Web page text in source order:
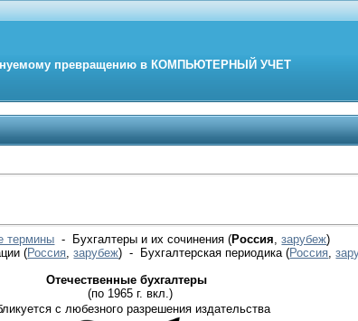
превращению в КОМПЬЮТЕРНЫЙ УЧЕТ
термины - Бухгалтеры и их сочинения (Россия ,зарубеж)
(Россия ,зарубеж) - Бухгалтерская периодика(Россия ,
Отечественные бухгалтеры
(по 1965 г. вкл.)
с любезного разрешения издательства